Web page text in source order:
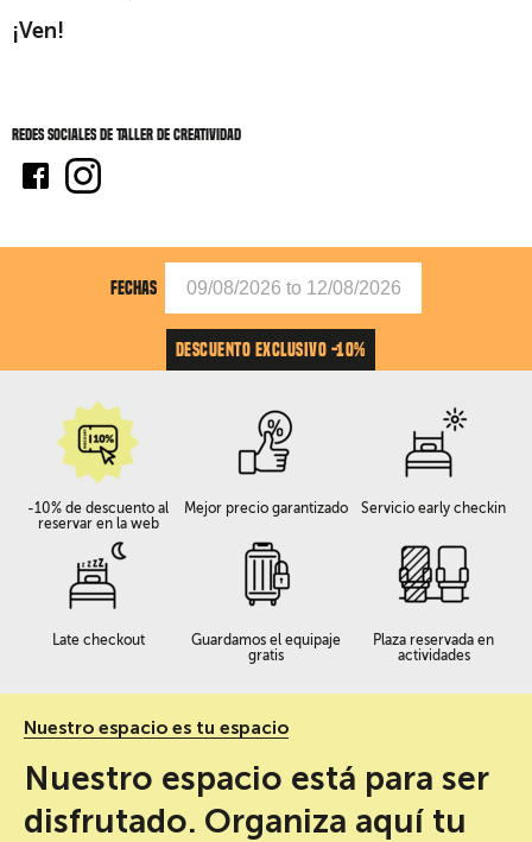
¡Ven!
Redes sociales de Taller de creatividad
FECHAS
DESCUENTO EXCLUSIVO -10%
-10% de descuento al
reservar en la web
Mejor precio garantizado Servicio early checkin
Late checkout
Guardamos el equipaje
gratis
Plaza reservada en
actividades
Nuestro espacio es tu espacio
Nuestro espacio está para ser
disfrutado. Organiza aquí tu